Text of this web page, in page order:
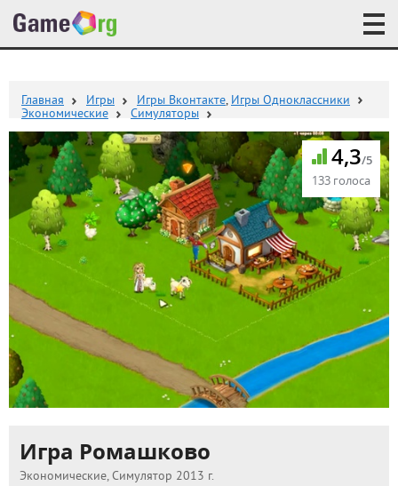
Главная Игры Игры Вконтакте, Игры Одноклассники
Экономические
Симуляторы
4,3/5
133 голоса
Игра Ромашково
Экономические, Симулятор 2013 г.